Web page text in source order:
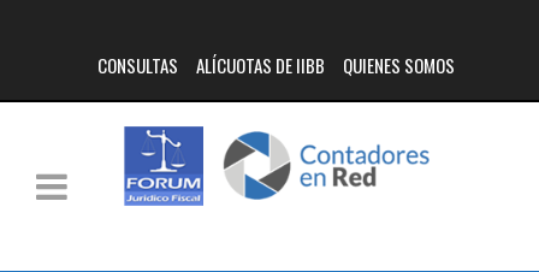
CONSULTAS ALÍCUOTAS DE IIBB QUIENES SOMOS